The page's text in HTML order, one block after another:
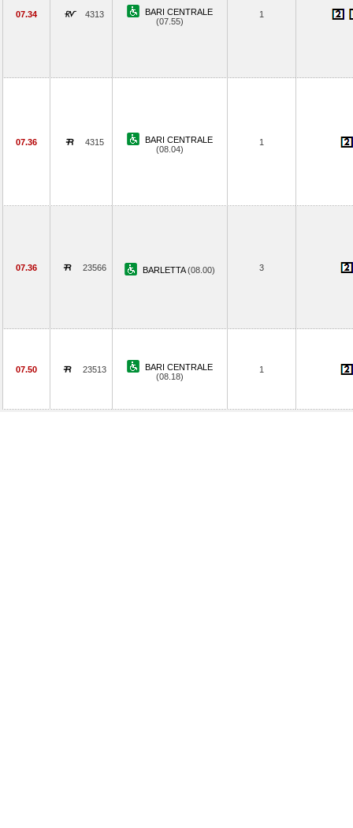
07.34 4313
BARI CENTRALE
(07.55)
1
07.36 4315
BARI CENTRALE
(08.04)
1
07.36 23566 BARLETTA(08.00) 3
07.50 23513
BARI CENTRALE
(08.18)
1